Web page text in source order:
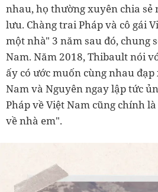
nhau, họ thường xuyên chia
lưu. Chàng trai Pháp và cô gái
một nhà" 3 năm sau đó, chung
Nam. Năm 2018, Thibault nói
ấy có ước muốn cùng nhau đạp
Nam và Nguyên ngay lập tức
Pháp về Việt Nam cũng chính
về nhà em".